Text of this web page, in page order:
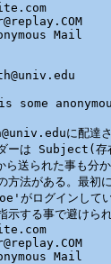
Mail
some
に配達さ
ダーは Subject(存
送られた事も分
方法がある。最初
がログインしてい
示する事で避け
Mail